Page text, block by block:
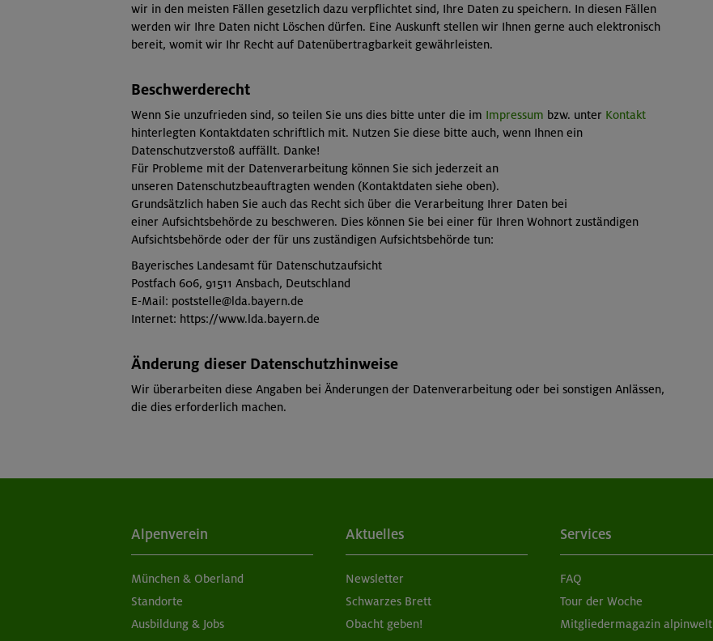
wir in den meisten Fällen gesetzlich dazu verpflichtet sind, Ihre Daten zu speichern. In diesen Fällen
werden wir Ihre Daten nicht Löschen dürfen. Eine Auskunft stellen wir Ihnen gerne auch elektronisch
bereit, womit wir Ihr Recht auf Datenübertragbarkeit gewährleisten.
Beschwerderecht
Wenn Sie unzufrieden sind, so teilen Sie uns dies bitte unter die im Impressum bzw. unter Kontakt
hinterlegten Kontaktdaten schriftlich mit. Nutzen Sie diese bitte auch, wenn Ihnen ein
Datenschutzverstoß auffällt. Danke!
Für Probleme mit der Datenverarbeitung können Sie sich jederzeit an
unseren Datenschutzbeauftragten wenden (Kontaktdaten siehe oben).
Grundsätzlich haben Sie auch das Recht sich über die Verarbeitung Ihrer Daten bei
einer Aufsichtsbehörde zu beschweren. Dies können Sie bei einer für Ihren Wohnort zuständigen
Aufsichtsbehörde oder der für uns zuständigen Aufsichtsbehörde tun:
Bayerisches Landesamt für Datenschutzaufsicht
Postfach 606, 91511 Ansbach, Deutschland
E-Mail: poststelle@lda.bayern.de
Internet: https://www.lda.bayern.de
Änderung dieser Datenschutzhinweise
Wir überarbeiten diese Angaben bei Änderungen der Datenverarbeitung oder bei sonstigen Anlässen,
die dies erforderlich machen.
Alpenverein
München & Oberland
Standorte
Ausbildung & Jobs
Aktuelles
Newsletter
Schwarzes Brett
Obacht geben!
Services
FAQ
Tour der Woche
Mitgliedermagazin alpinwelt